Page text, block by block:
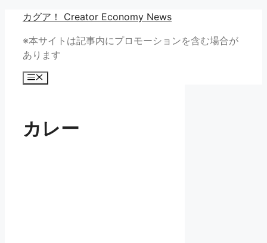
カグア！ Creator Economy News
※本サイトは記事内にプロモーションを含む場合が
あります
メ
カレー